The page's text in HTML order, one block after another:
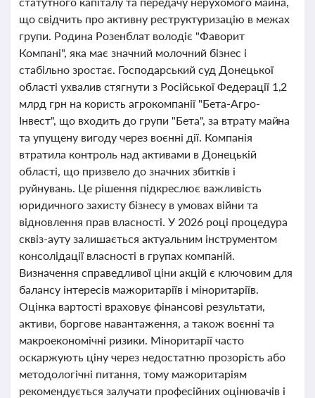
що свідчить про активну реструктуризацію в межах
групи. Родина Розенблат володіє "Фаворит
Компані", яка має значний молочний бізнес і
стабільно зростає. Господарський суд Донецької
області ухвалив стягнути з Російської Федерації 1,2
млрд грн на користь агрокомпанії "Бета-Агро-
Інвест", що входить до групи "Бета", за втрату майна
та упущену вигоду через воєнні дії. Компанія
втратила контроль над активами в Донецькій
області, що призвело до значних збитків і
руйнувань. Це рішення підкреслює важливість
юридичного захисту бізнесу в умовах війни та
відновлення прав власності. У 2026 році процедура
сквіз-ауту залишається актуальним інструментом
консолідації власності в групах компаній.
Визначення справедливої ціни акцій є ключовим для
балансу інтересів мажоритаріїв і міноритаріїв.
Оцінка вартості враховує фінансові результати,
активи, боргове навантаження, а також воєнні та
макроекономічні ризики. Міноритарії часто
оскаржують ціну через недостатню прозорість або
методологічні питання, тому мажоритаріям
рекомендується залучати професійних оцінювачів і